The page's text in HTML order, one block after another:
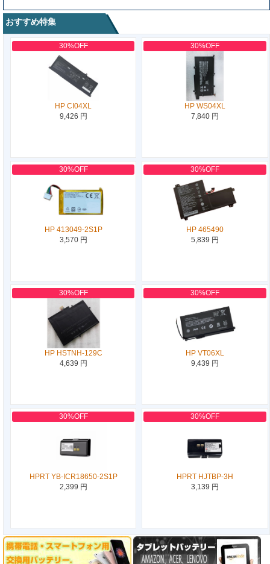
おすすめ特集
30%OFF
HP CI04XL
9,426 円
30%OFF
HP WS04XL
7,840 円
30%OFF
HP 413049-2S1P
3,570 円
30%OFF
HP 465490
5,839 円
30%OFF
HP HSTNH-129C
4,639 円
30%OFF
HP VT06XL
9,439 円
30%OFF
HPRT YB-ICR18650-2S1P
2,399 円
30%OFF
HPRT HJTBP-3H
3,139 円